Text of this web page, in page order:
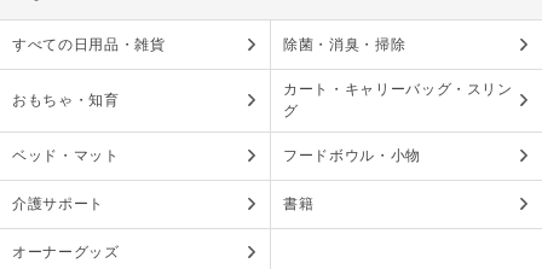
すべての日用品・雑貨 除菌・消臭・掃除
おもちゃ・知育
カート・キャリーバッグ・スリン
グ
ベッド・マット フードボウル・小物
介護サポート 書籍
オーナーグッズ